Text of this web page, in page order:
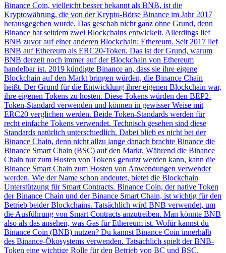
Binance Coin, vielleicht besser bekannt als BNB, ist die
Kryptowährung, die von der Krypto-Börse Binance im Jahr 2017
herausgegeben wurde. Das geschah nicht ganz ohne Grund, denn
Binance hat seitdem zwei Blockchains entwickelt. Allerdings lief
BNB zuvor auf einer anderen Blockchain: Ethereum. Seit 2017 lief
BNB auf Ethereum als ERC20-Token. Das ist der Grund, warum
BNB derzeit noch immer auf der Blockchain von Ethereum
handelbar ist. 2019 kündigte Binance an, dass sie ihre eigene
Blockchain auf den Markt bringen würden, die Binance Chain
heißt. Der Grund für die Entwicklung ihrer eigenen Blockchain war,
ihre eigenen Tokens zu hosten. Diese Tokens würden den BEP2-
Token-Standard verwenden und können in gewisser Weise mit
ERC20 verglichen werden. Beide Token-Standards werden für
recht einfache Tokens verwendet. Technisch gesehen sind diese
Standards natürlich unterschiedlich. Dabei blieb es nicht bei der
Binance Chain, denn nicht allzu lange danach brachte Binance die
Binance Smart Chain (BSC) auf den Markt. Während die Binance
Chain nur zum Hosten von Tokens genutzt werden kann, kann die
Binance Smart Chain zum Hosten von Anwendungen verwendet
werden. Wie der Name schon andeutet, bietet die Blockchain
Unterstützung für Smart Contracts. Binance Coin, der native Token
der Binance Chain und der Binance Smart Chain, ist wichtig für den
Betrieb beider Blockchains. Tatsächlich wird BNB verwendet, um
die Ausführung von Smart Contracts anzutreiben. Man könnte BNB
also als das ansehen, was Gas für Ethereum ist. Wofür kannst du
Binance Coin (BNB) nutzen? Du kannst Binance Coin innerhalb
des Binance-Ökosystems verwenden. Tatsächlich spielt der BNB-
Token eine wichtige Rolle für den Betrieb von BC und BSC.